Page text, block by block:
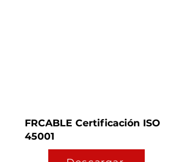
FRCABLE Certificación ISO
45001